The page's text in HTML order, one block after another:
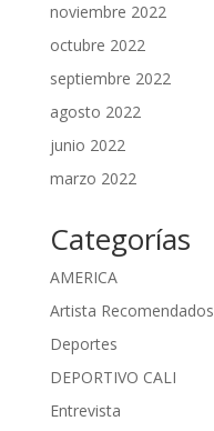
noviembre 2022
octubre 2022
septiembre 2022
agosto 2022
junio 2022
marzo 2022
Categorías
AMERICA
Artista Recomendados
Deportes
DEPORTIVO CALI
Entrevista